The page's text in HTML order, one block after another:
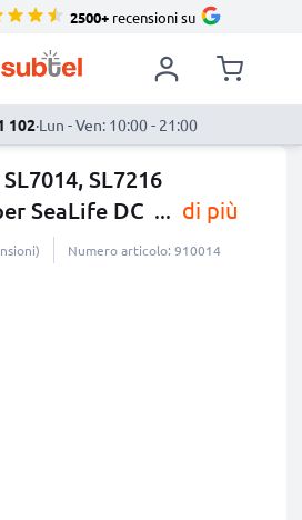
2500+recensioni su
102·Lun - Ven: 10:00 - 21:00
SL7216
SeaLife DC ... di più
Numero articolo: 910014